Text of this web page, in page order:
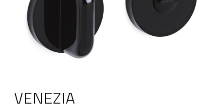
VENEZIA